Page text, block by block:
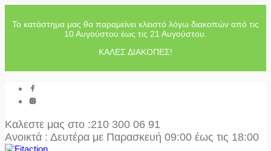
Το κατάστημα μας θα παραμείνει κλειστό λόγω διακοπών από τις
10 Αυγούστου έως τις 21 Αυγούστου.
ΚΑΛΕΣ ΔΙΑΚΟΠΕΣ!
Καλεστε μας στο :210 300 06 91
Ανοικτά : Δευτέρα με Παρασκευή 09:00 έως τις 18:00